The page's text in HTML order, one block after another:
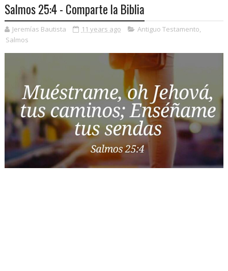
Salmos 25:4 - Comparte la Biblia
Jeremías Bautista 11 years ago Antiguo Testamento,
Salmos